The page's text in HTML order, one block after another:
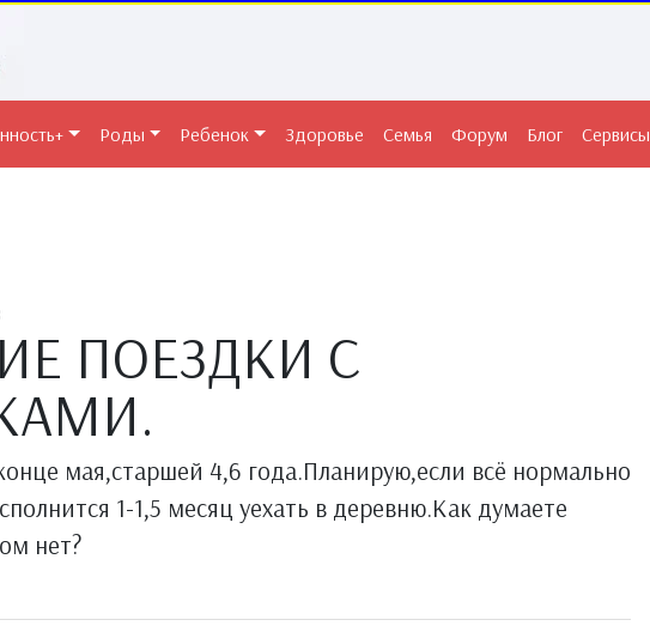
Роды Ребенок Здоровье Семья Форум Блог Сервисы
ПОЕЗДКИ С
мая,старшей 4,6 года.Планирую,если всё нормально
1-1,5 месяц уехать в деревню.Как думаете
нет?